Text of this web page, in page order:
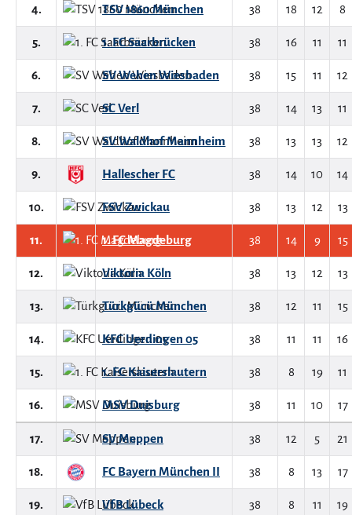
4. TSV 1860 München 38 18 12 8
5. 1. FC Saarbrücken 38 16 11 11
6. SV Wehen Wiesbaden 38 15 11 12
7. SC Verl 38 14 13 11
8. SV Waldhof Mannheim 38 13 13 12
9. Hallescher FC 38 14 10 14
10. FSV Zwickau 38 13 12 13
11. 1. FC Magdeburg 38 14 9 15
12. Viktoria Köln 38 13 12 13
13. Türkgücü München 38 12 11 15
14. KFC Uerdingen 05 38 11 11 16
15. 1. FC Kaiserslautern 38 8 19 11
16. MSV Duisburg 38 11 10 17
17. SV Meppen 38 12 5 21
18. FC Bayern München II 38 8 13 17
19. VfB Lübeck 38 8 11 19